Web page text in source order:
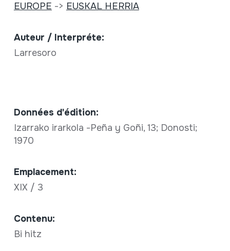
EUROPE -> EUSKAL HERRIA
Auteur / Interpréte:
Larresoro
Données d'édition:
Izarrako irarkola -Peña y Goñi, 13; Donosti;
1970
Emplacement:
XIX / 3
Contenu:
Bi hitz